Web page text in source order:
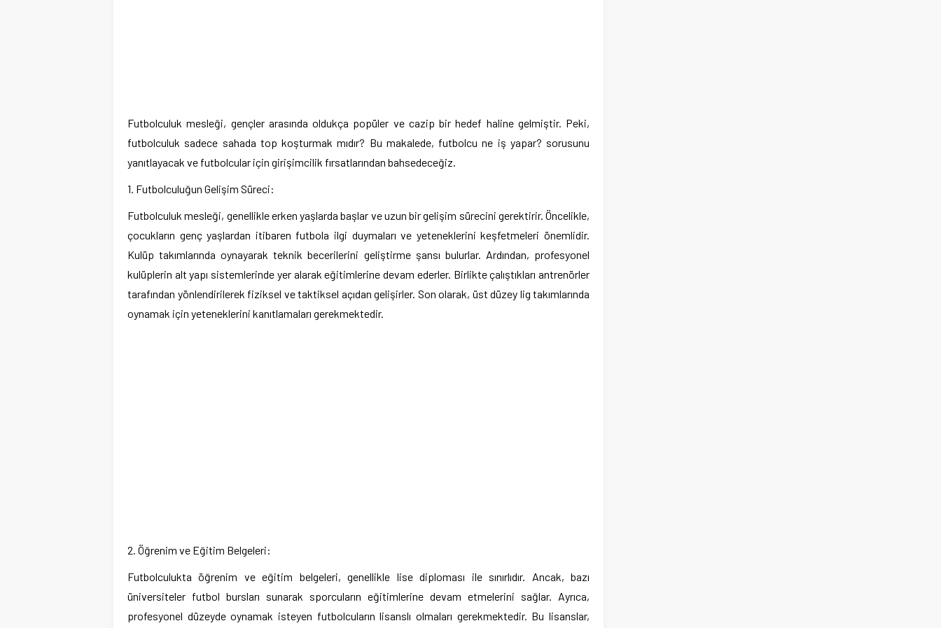
Futbolculuk mesleği, gençler arasında oldukça popüler ve cazip bir hedef haline gelmiştir. Peki,
futbolculuk sadece sahada top koşturmak mıdır? Bu makalede, futbolcu ne iş yapar? sorusunu
yanıtlayacak ve futbolcular için girişimcilik fırsatlarından bahsedeceğiz.
1. Futbolculuğun Gelişim Süreci:
Futbolculuk mesleği, genellikle erken yaşlarda başlar ve uzun bir gelişim sürecini gerektirir. Öncelikle,
çocukların genç yaşlardan itibaren futbola ilgi duymaları ve yeteneklerini keşfetmeleri önemlidir.
Kulüp takımlarında oynayarak teknik becerilerini geliştirme şansı bulurlar. Ardından, profesyonel
kulüplerin alt yapı sistemlerinde yer alarak eğitimlerine devam ederler. Birlikte çalıştıkları antrenörler
tarafından yönlendirilerek fiziksel ve taktiksel açıdan gelişirler. Son olarak, üst düzey lig takımlarında
oynamak için yeteneklerini kanıtlamaları gerekmektedir.
2. Öğrenim ve Eğitim Belgeleri:
Futbolculukta öğrenim ve eğitim belgeleri, genellikle lise diploması ile sınırlıdır. Ancak, bazı
üniversiteler futbol bursları sunarak sporcuların eğitimlerine devam etmelerini sağlar. Ayrıca,
profesyonel düzeyde oynamak isteyen futbolcuların lisanslı olmaları gerekmektedir. Bu lisanslar,